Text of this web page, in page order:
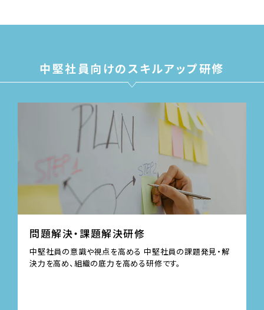
中堅社員向けのスキルアップ研修
問題解決・課題解決研修
中堅社員の意識や視点を高める 中堅社員の課題発見・解
決力を高め、組織の底力を高める研修です。